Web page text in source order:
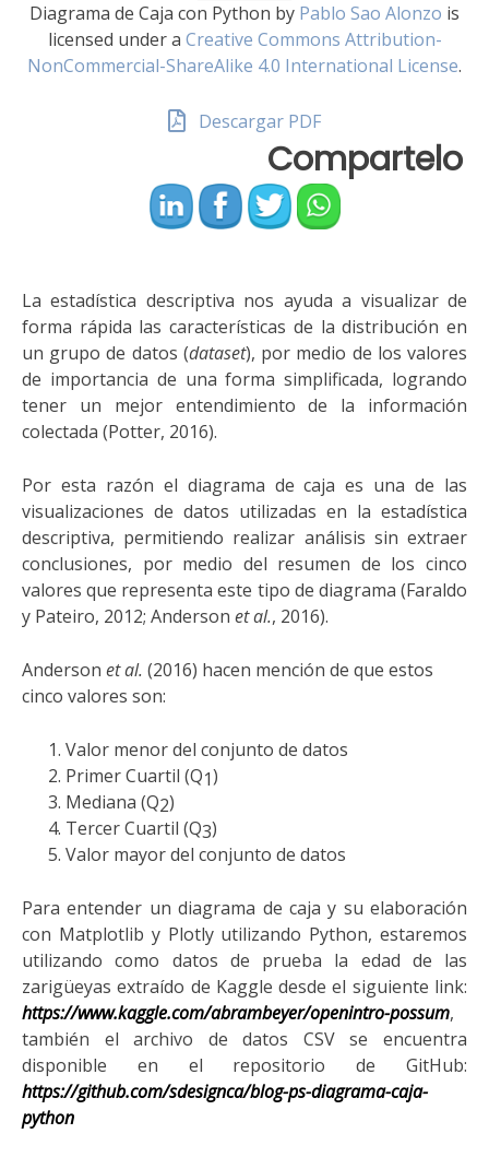
Diagrama de Caja con Python by Pablo Sao Alonzo is
licensed under a Creative Commons Attribution-
NonCommercial-ShareAlike 4.0 International License.
Descargar PDF
Compartelo
La estadística descriptiva nos ayuda a visualizar de
forma rápida las características de la distribución en
un grupo de datos (dataset), por medio de losvalores
de importancia de una formasimplificada, logrando
tener un mejor entendimiento de la información
colectada (Potter, 2016).
Por esta razón el diagrama de caja es una de las
visualizaciones de datos utilizadas en la estadística
descriptiva, permitiendo realizar análisis sin extraer
conclusiones, por medio del resumen de loscinco
valoresque representa este tipo de diagrama(Faraldo
y Pateiro, 2012; Anderson et al., 2016).
Anderson et al. (2016) hacen mención de que estos
cinco valores son:
Valor menor del conjunto de datos
Primer Cuartil (Q1)
Mediana (Q2)
Tercer Cuartil (Q3)
Valor mayor del conjunto de datos
Para entender un diagrama de caja y su elaboración
con Matplotlib y Plotly utilizando Python, estaremos
utilizando como datos de prueba la edad de las
zarigüeyas extraído de Kaggle desde el siguiente link:
https://www.kaggle.com/abrambeyer/openintro-possum,
también el archivo de datos CSV se encuentra
disponible en el repositorio de GitHub:
https://github.com/sdesignca/blog-ps-diagrama-caja-
python